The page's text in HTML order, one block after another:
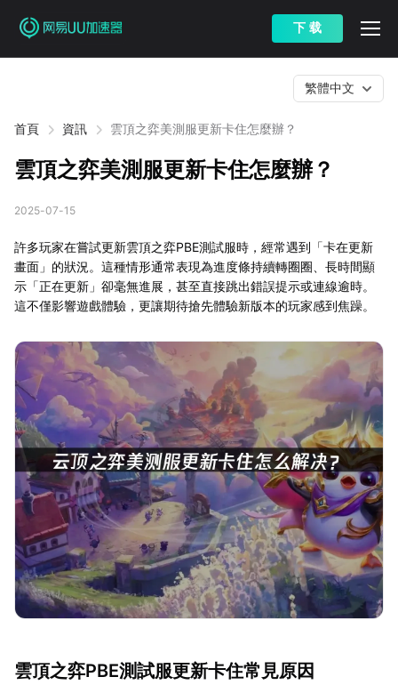
下 载
首頁 資訊 雲頂之弈美測服更新卡住怎麼辦？
繁體中文
雲頂之弈美測服更新卡住怎麼辦？
2025-07-15
許多玩家在嘗試更新雲頂之弈PBE測試服時，經常遇到「卡在更新
畫面」的狀況。這種情形通常表現為進度條持續轉圈圈、長時間顯
示「正在更新」卻毫無進展，甚至直接跳出錯誤提示或連線逾時。
這不僅影響遊戲體驗，更讓期待搶先體驗新版本的玩家感到焦躁。
雲頂之弈PBE測試服更新卡住常見原因